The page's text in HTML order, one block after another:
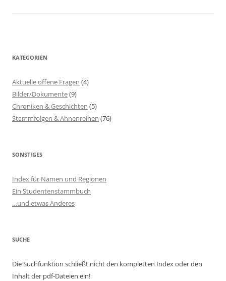
KATEGORIEN
Aktuelle offene Fragen (4)
Bilder/Dokumente(9)
Chroniken & Geschichten (5)
Stammfolgen & Ahnenreihen (76)
SONSTIGES
Index für Namen und Regionen
Ein Studentenstammbuch
…und etwas Anderes
SUCHE
Die Suchfunktion schließt nicht den kompletten Index oder den
Inhalt der pdf-Dateien ein!